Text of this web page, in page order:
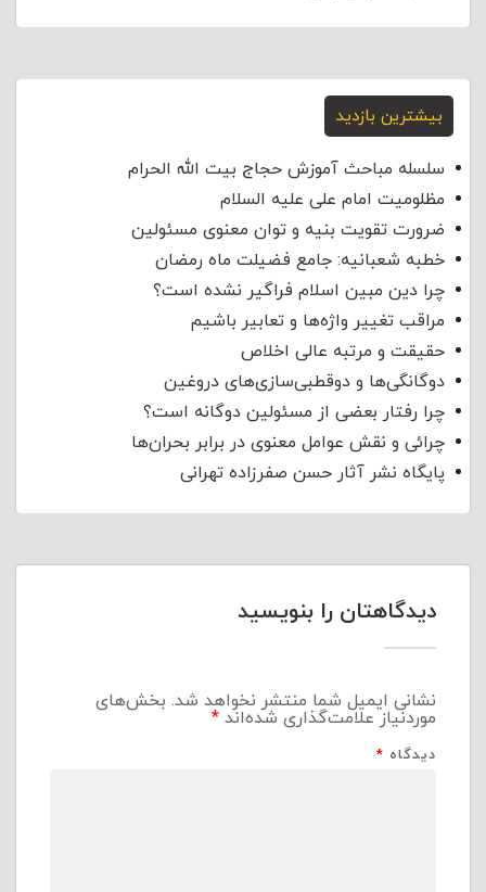
بیشترین بازدید
سلسله مباحث آموزش حجاج بیت الله الحرام
مظلومیت امام علی علیه السلام
ضرورت تقویت بنیه و توان معنوی مسئولین
خطبه شعبانیه: جامع فضیلت ماه رمضان
چرا دین مبین اسلام فراگیر نشده است؟
مراقب تغییر واژه‌ها و تعابیر باشیم
حقیقت و مرتبه عالی اخلاص
دوگانگی‌ها و دوقطبی‌سازی‌های دروغین
چرا رفتار بعضی از مسئولین دوگانه است؟
چرائی و نقش عوامل معنوی در برابر بحران‌ها
پایگاه نشر آثار حسن صفرزاده تهرانی
دیدگاهتان را بنویسید
نشانی ایمیل شما منتشر نخواهد شد. بخش‌های
موردنیاز علامت‌گذاری شده‌اند*
دیدگاه *